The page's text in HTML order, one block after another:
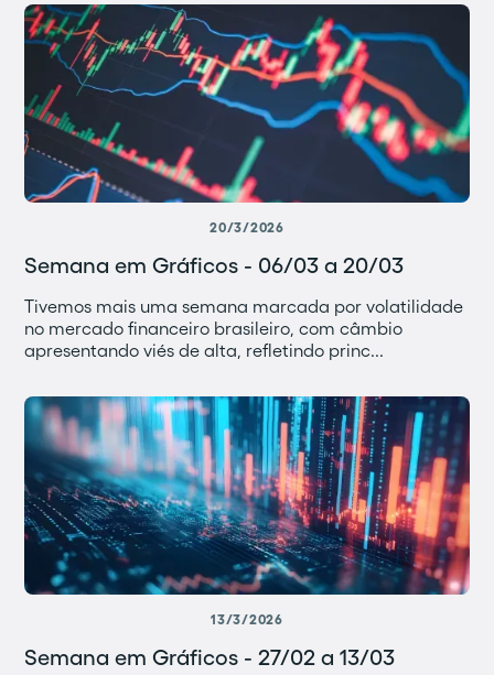
20/3/2026
Semana em Gráficos - 06/03 a 20/03
Tivemos mais uma semana marcada por volatilidade
no mercado financeiro brasileiro, com câmbio
apresentando viés de alta, refletindo princ...
13/3/2026
Semana em Gráficos - 27/02 a 13/03